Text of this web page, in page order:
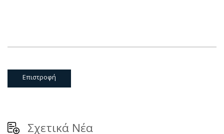
Επιστροφή
Σχετικά Νέα